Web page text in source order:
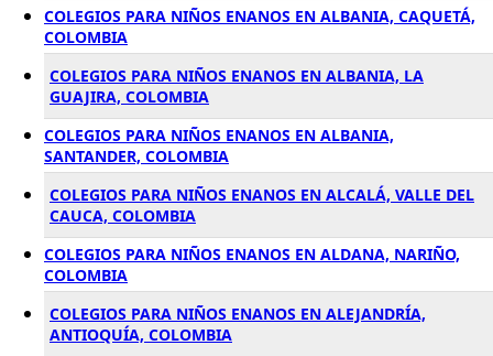
COLEGIOS PARA NIÑOS ENANOS EN ALBANIA, CAQUETÁ,
COLOMBIA
COLEGIOS PARA NIÑOS ENANOS EN ALBANIA, LA
GUAJIRA, COLOMBIA
COLEGIOS PARA NIÑOS ENANOS EN ALBANIA,
SANTANDER, COLOMBIA
COLEGIOS PARA NIÑOS ENANOS EN ALCALÁ, VALLE DEL
CAUCA, COLOMBIA
COLEGIOS PARA NIÑOS ENANOS EN ALDANA, NARIÑO,
COLOMBIA
COLEGIOS PARA NIÑOS ENANOS EN ALEJANDRÍA,
ANTIOQUÍA, COLOMBIA